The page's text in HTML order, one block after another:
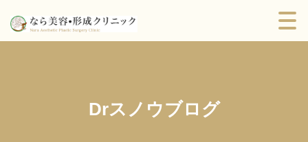
Drスノウブログ